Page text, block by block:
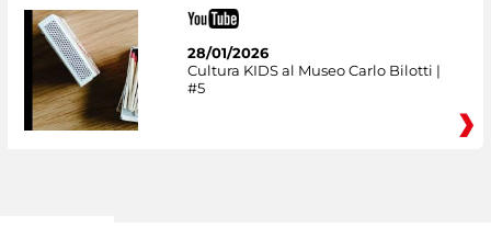
28/01/2026
Cultura KIDS al Museo Carlo Bilotti |
#5